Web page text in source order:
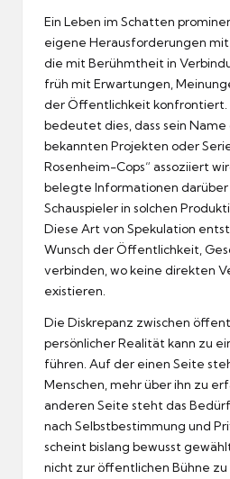
Ein Leben im Schatten
eigene Herausforderungen mit
die mit Berühmtheit in
früh mit Erwartungen,
der Öffentlichkeit konfrontiert.
bedeutet dies, dass sein
bekannten Projekten oder
Rosenheim-Cops“ assoziiert
belegte Informationen darüber
Schauspieler in solchen
Diese Art von Spekulation
Wunsch der Öffentlichkeit,
verbinden, wo keine direkten
existieren.
Die Diskrepanz zwischen
persönlicher Realität kann zu
führen. Auf der einen Seite
Menschen, mehr über ihn zu
anderen Seite steht das
nach Selbstbestimmung und
scheint bislang bewusst
nicht zur öffentlichen Bühne zu